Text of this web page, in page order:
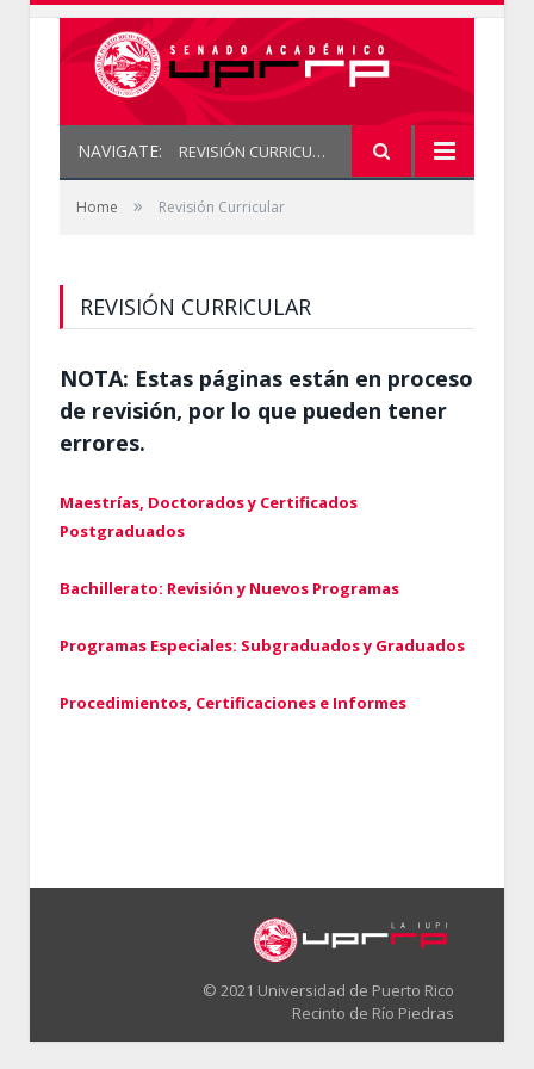
NAVIGATE: REVISIÓN CURRICULAR
Home » Revisión Curricular
REVISIÓN CURRICULAR
NOTA: Estas páginas están en proceso
de revisión, por lo que pueden tener
errores.
Maestrías, Doctorados y Certificados
Postgraduados
Bachillerato: Revisión y Nuevos Programas
Programas Especiales: Subgraduados y Graduados
Procedimientos, Certificaciones e Informes
© 2021 Universidad de Puerto Rico
Recinto de Río Piedras